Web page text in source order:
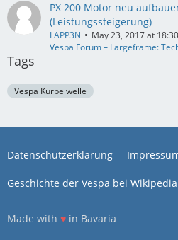
PX 200 Motor neu
(Leistungssteigerung)
LAPP3N
May 23, 2017 at 18:30
Vespa Forum – Largeframe:
Tags
Vespa Kurbelwelle
Datenschutzerklärung
Geschichte der Vespa bei Wikipedia
Made with ♥ in Bavaria